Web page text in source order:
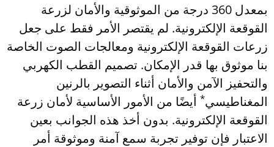
بمعدل 360 درجة من الموثوقية والأمان لزرعة
القوقعة الإلكترونية. لم يقتصر الأمر فقط على جعل
زرعات القوقعة الإلكترونية ومعالجات الصوت الخاصة
بنا موثوق بها قدر الإمكان. تصميم القطب الكهربي
والتحفيز الآمن والأمان أثناء التصوير بالرنين
المغناطيسي* أيضًا من الأمور الأساسية لأمان زرعة
القوقعة الإلكترونية. بدون أخذ هذه الجوانب بعين
الاعتبار فإن توفير تجربة سمع آمنة وموثوقة أمر